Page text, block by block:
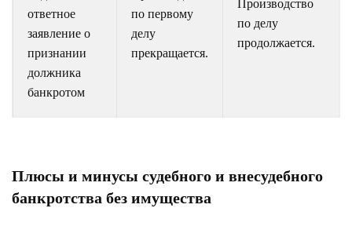
ответное
заявление о
признании
должника
банкротом
по первому
делу
прекращается.
Производство
по делу
продолжается.
Плюсы и минусы судебного и внесудебного
банкротства без имущества